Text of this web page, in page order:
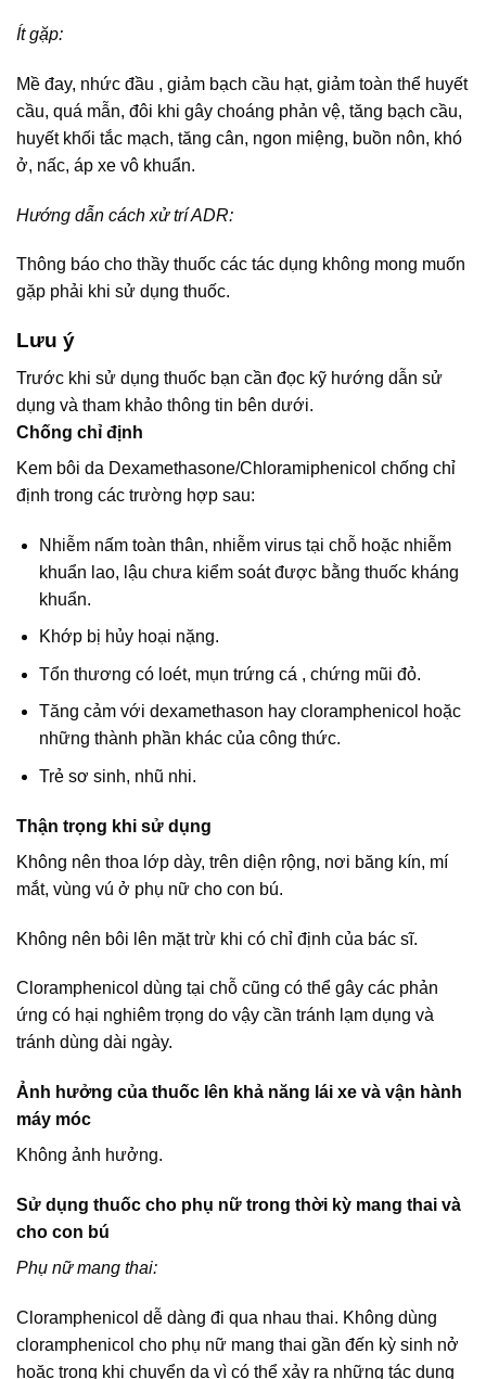
Ít gặp:
Mề đay, nhức đầu , giảm bạch cầu hạt, giảm toàn thể huyết
cầu, quá mẫn, đôi khi gây choáng phản vệ, tăng bạch cầu,
huyết khối tắc mạch, tăng cân, ngon miệng, buồn nôn, khó
ở, nấc, áp xe vô khuẩn.
Hướng dẫn cách xử trí ADR:
Thông báo cho thầy thuốc các tác dụng không mong muốn
gặp phải khi sử dụng thuốc.
Lưu ý
Trước khi sử dụng thuốc bạn cần đọc kỹ hướng dẫn sử
dụng và tham khảo thông tin bên dưới.
Chống chỉ định
Kem bôi da Dexamethasone/Chloramiphenicol chống chỉ
định trong các trường hợp sau:
Nhiễm nấm toàn thân, nhiễm virus tại chỗ hoặc nhiễm
khuẩn lao, lậu chưa kiểm soát được bằng thuốc kháng
khuẩn.
Khớp bị hủy hoại nặng.
Tổn thương có loét, mụn trứng cá , chứng mũi đỏ.
Tăng cảm với dexamethason hay cloramphenicol hoặc
những thành phần khác của công thức.
Trẻ sơ sinh, nhũ nhi.
Thận trọng khi sử dụng
Không nên thoa lớp dày, trên diện rộng, nơi băng kín, mí
mắt, vùng vú ở phụ nữ cho con bú.
Không nên bôi lên mặt trừ khi có chỉ định của bác sĩ.
Cloramphenicol dùng tại chỗ cũng có thể gây các phản
ứng có hại nghiêm trọng do vậy cần tránh lạm dụng và
tránh dùng dài ngày.
Ảnh hưởng của thuốc lên khả năng lái xe và vận hành
máy móc
Không ảnh hưởng.
Sử dụng thuốc cho phụ nữ trong thời kỳ mang thai và
cho con bú
Phụ nữ mang thai:
Cloramphenicol dễ dàng đi qua nhau thai. Không dùng
cloramphenicol cho phụ nữ mang thai gần đến kỳ sinh nở
hoặc trong khi chuyển dạ vì có thể xảy ra những tác dụng